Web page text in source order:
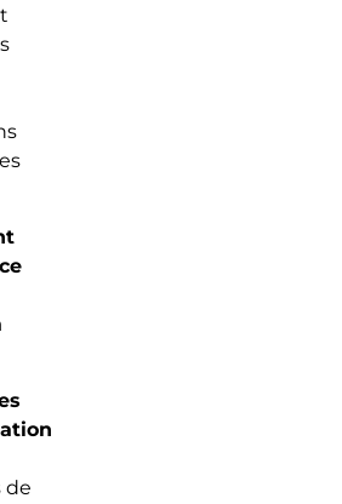
de